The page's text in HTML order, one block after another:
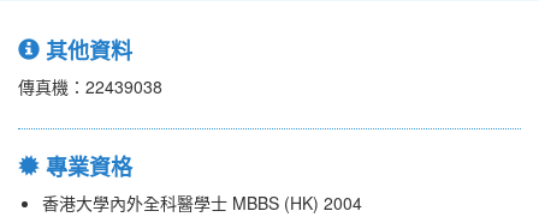
其他資料
傳真機：22439038
專業資格
香港大學內外全科醫學士 MBBS (HK) 2004